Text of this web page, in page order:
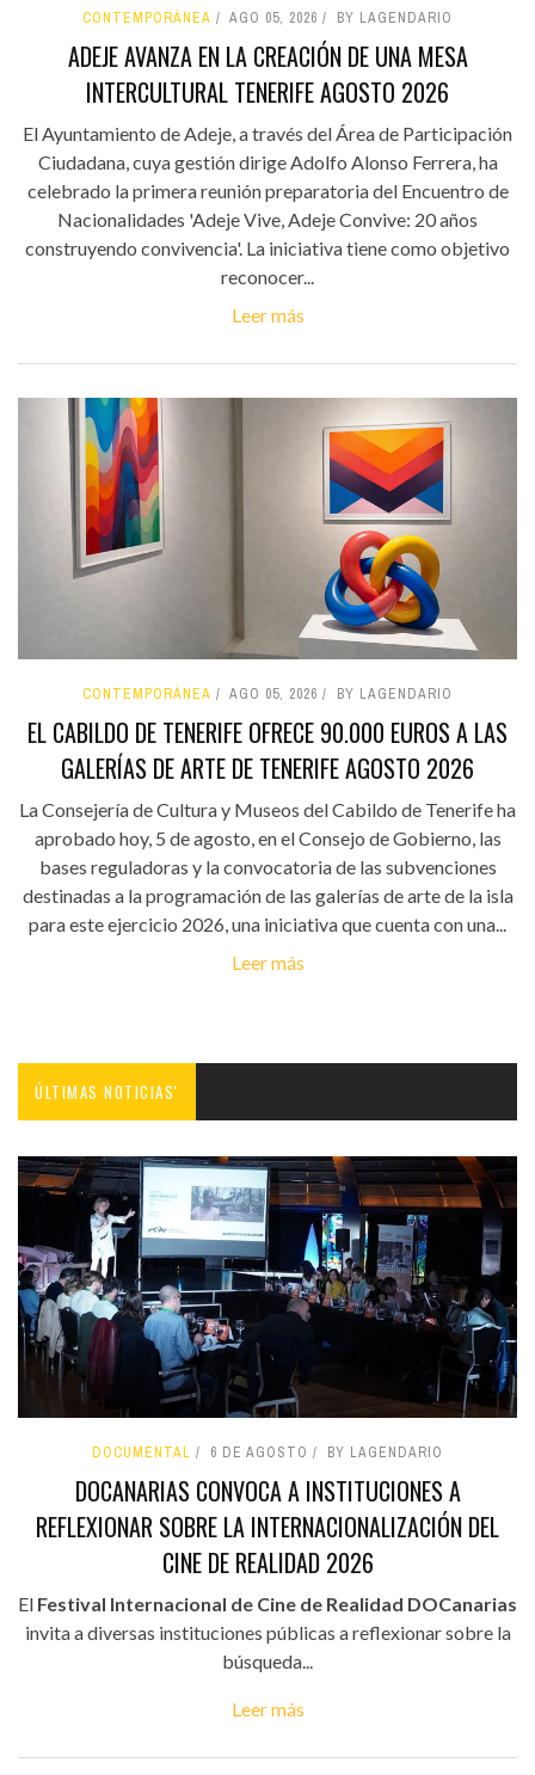
CONTEMPORÁNEA AGO 05, 2026 BY LAGENDARIO
ADEJE AVANZA EN LA CREACIÓN DE UNA MESA
INTERCULTURAL TENERIFE AGOSTO 2026
El Ayuntamiento de Adeje, a través del Área de Participación
Ciudadana, cuya gestión dirige Adolfo Alonso Ferrera, ha
celebrado la primera reunión preparatoria del Encuentro de
Nacionalidades 'Adeje Vive, Adeje Convive: 20 años
construyendo convivencia'. La iniciativa tiene como objetivo
reconocer...
Leer más
CONTEMPORÁNEA AGO 05, 2026 BY LAGENDARIO
EL CABILDO DE TENERIFE OFRECE 90.000 EUROS A LAS
GALERÍAS DE ARTE DE TENERIFE AGOSTO 2026
La Consejería de Cultura y Museos del Cabildo de Tenerife ha
aprobado hoy, 5 de agosto, en el Consejo de Gobierno, las
bases reguladoras y la convocatoria de las subvenciones
destinadas a la programación de las galerías de arte de la isla
para este ejercicio 2026, una iniciativa que cuenta con una...
Leer más
ÚLTIMAS NOTICIAS'
DOCUMENTAL 6 DE AGOSTO BY LAGENDARIO
DOCANARIAS CONVOCA A INSTITUCIONES A
REFLEXIONAR SOBRE LA INTERNACIONALIZACIÓN DEL
CINE DE REALIDAD 2026
El Festival Internacional de Cine de Realidad DOCanarias
invita a diversas instituciones públicas a reflexionar sobre la
búsqueda...
Leer más